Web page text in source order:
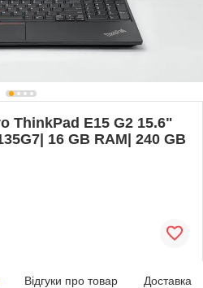
ThinkPad E15 G2 15.6"
16 GB RAM| 240 GB
Відгуки про товар Доставка